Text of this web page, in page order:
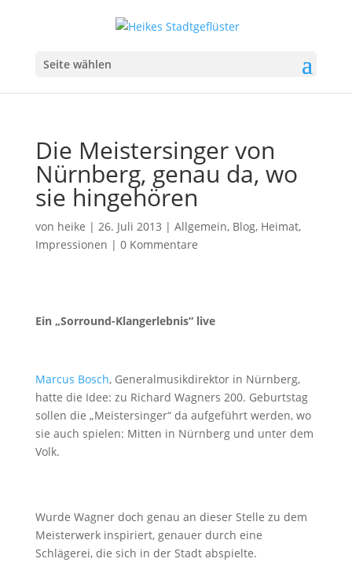
Seite wählen
Die Meistersinger von
Nürnberg, genau da, wo
sie hingehören
von heike | 26. Juli 2013 | Allgemein, Blog, Heimat,
Impressionen | 0 Kommentare
Ein „Sorround-Klangerlebnis“ live
Marcus Bosch, Generalmusikdirektor in Nürnberg,
hatte die Idee: zu Richard Wagners 200. Geburtstag
sollen die „Meistersinger“ da aufgeführt werden, wo
sie auch spielen: Mitten in Nürnberg und unter dem
Volk.
Wurde Wagner doch genau an dieser Stelle zu dem
Meisterwerk inspiriert, genauer durch eine
Schlägerei, die sich in der Stadt abspielte.